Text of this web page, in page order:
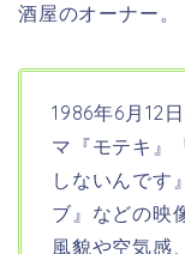
酒屋のオーナー。
1986年6月12
マ『モテキ』
しないんです
ブ』などの映
風貌や空気感